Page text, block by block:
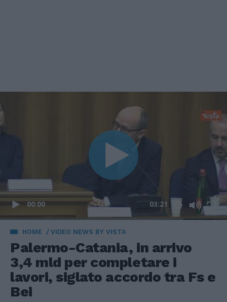
00:00 03:21
HOME VIDEO NEWS BY VISTA
Palermo-Catania, in arrivo
3,4 mld per completare i
lavori, siglato accordo tra Fs e
Bei